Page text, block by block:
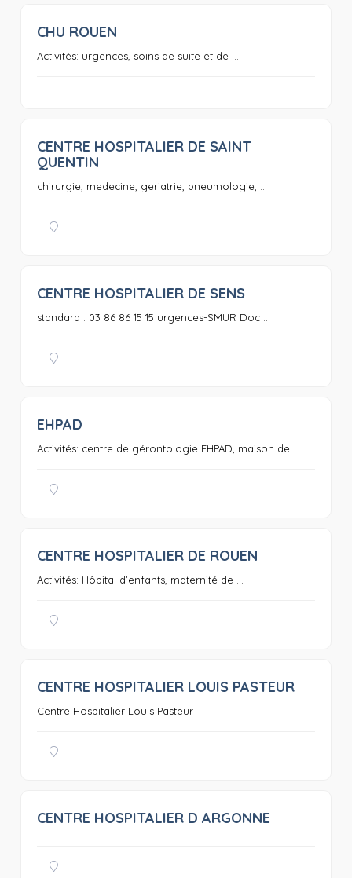
CHU ROUEN
Activités: urgences, soins de suite et de ...
CENTRE HOSPITALIER DE SAINT
QUENTIN
chirurgie, medecine, geriatrie, pneumologie, ...
CENTRE HOSPITALIER DE SENS
standard : 03 86 86 15 15 urgences-SMUR Doc ...
EHPAD
Activités: centre de gérontologie EHPAD, maison de ...
CENTRE HOSPITALIER DE ROUEN
Activités: Hôpital d’enfants, maternité de ...
0
CENTRE HOSPITALIER LOUIS PASTEUR
Centre Hospitalier Louis Pasteur
CENTRE HOSPITALIER D ARGONNE